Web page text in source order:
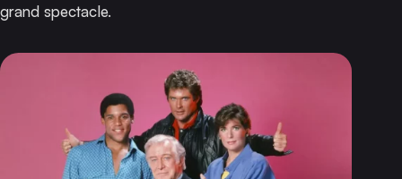
grand spectacle.